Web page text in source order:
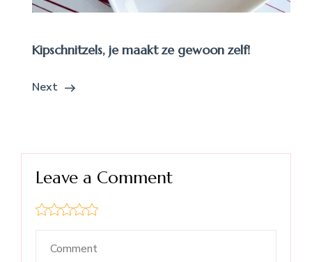
Kipschnitzels, je maakt ze gewoon zelf!
Next
Leave a Comment